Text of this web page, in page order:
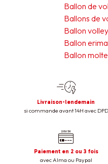
Ballon de
Ballons de
Ballon
Ballon
Ballon
Livraison-lendemain
si commande avant 14H avec DPD
Paiement en 2 ou 3 fois
avec Alma ou Paypal